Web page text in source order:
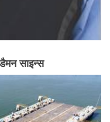
साइन्स